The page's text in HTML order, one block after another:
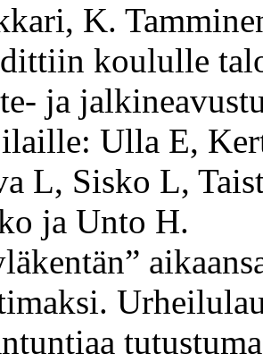
, K.
koululle
ja
Ulla E,
L, Sisko L,
ja Unto H.